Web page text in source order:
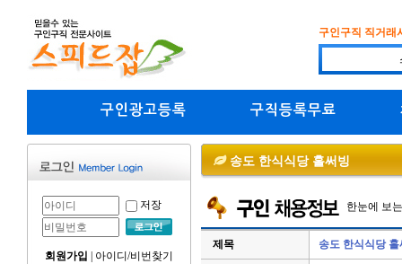
구인구직 직거래
구인광고등록 구직등록무료
저장
회원가입 아이디/비번찾기
송도 한식식당 홀써빙
한눈에 보
제목 송도 한식식당 홀